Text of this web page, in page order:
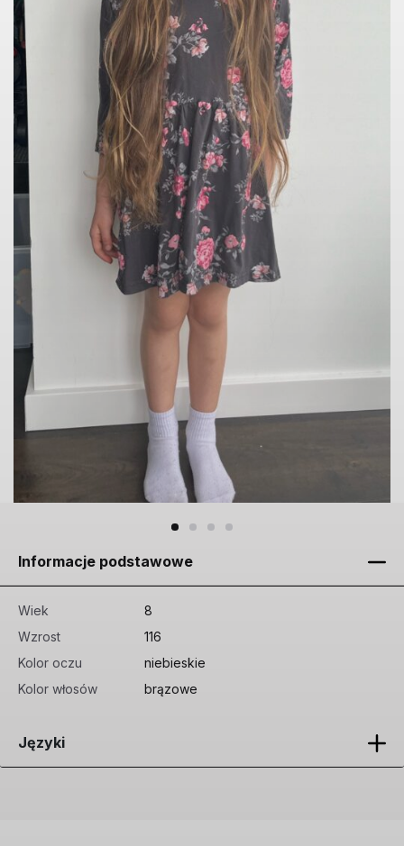
Informacje podstawowe
Wiek
8
Wzrost
116
Kolor oczu
niebieskie
Kolor włosów
brązowe
Języki